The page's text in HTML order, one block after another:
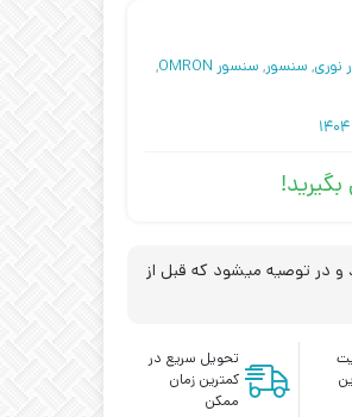
نوری, سنسور, سنسور OMRON
,
و در توصیه میشود که قبل از
تحویل سریع در
کمترین زمان
ممکن